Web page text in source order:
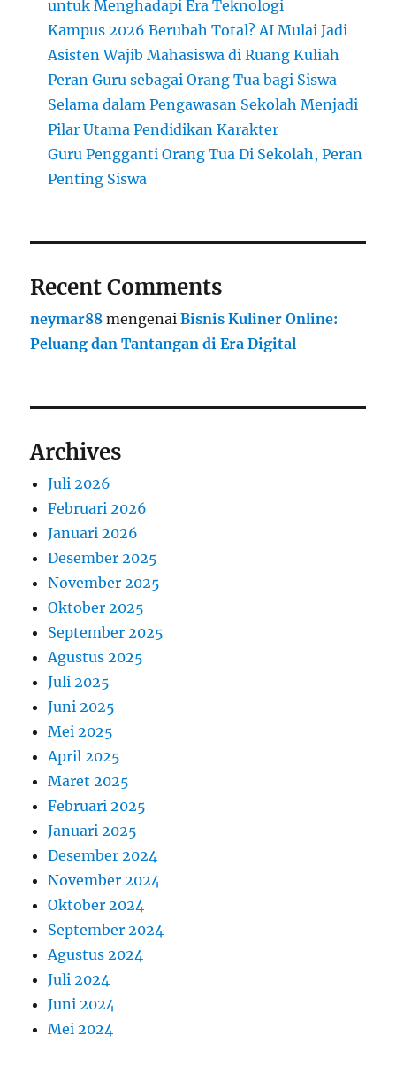
untuk Menghadapi Era Teknologi
Kampus 2026 Berubah Total? AI Mulai Jadi
Asisten Wajib Mahasiswa di Ruang Kuliah
Peran Guru sebagai Orang Tua bagi Siswa
Selama dalam Pengawasan Sekolah Menjadi
Pilar Utama Pendidikan Karakter
Guru Pengganti Orang Tua Di Sekolah, Peran
Penting Siswa
Recent Comments
neymar88 mengenaiBisnis Kuliner Online:
Peluang dan Tantangan di Era Digital
Archives
Juli 2026
Februari 2026
Januari 2026
Desember 2025
November 2025
Oktober 2025
September 2025
Agustus 2025
Juli 2025
Juni 2025
Mei 2025
April 2025
Maret 2025
Februari 2025
Januari 2025
Desember 2024
November 2024
Oktober 2024
September 2024
Agustus 2024
Juli 2024
Juni 2024
Mei 2024